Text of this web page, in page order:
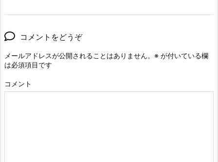
コメントをどうぞ
メールアドレスが公開されることはありません。 ※ が付いている欄
は必須項目です
コメント